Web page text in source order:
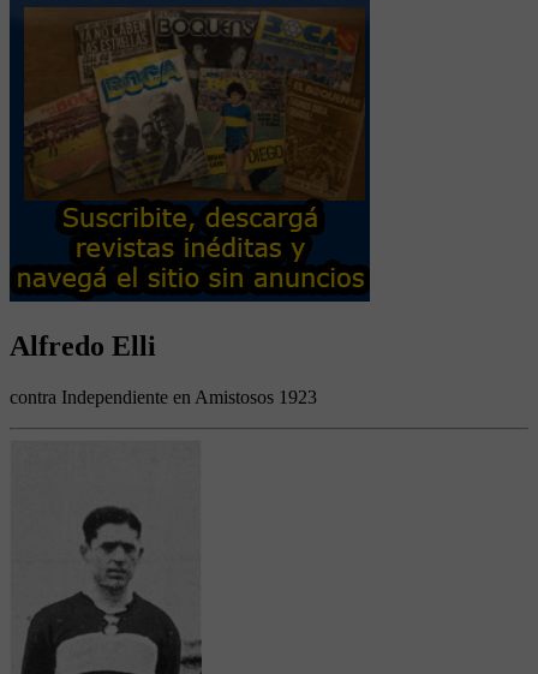
Alfredo Elli
contra Independiente en Amistosos 1923